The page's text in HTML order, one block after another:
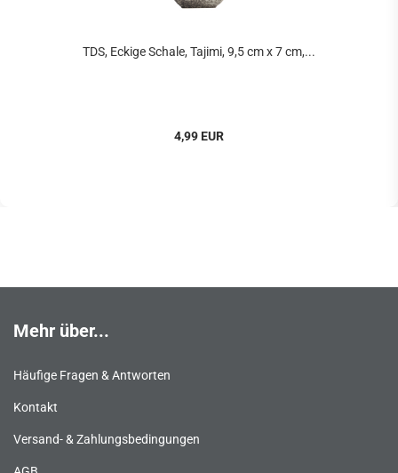
TDS, Eckige Schale, Tajimi, 9,5 cm x 7 cm,...
4,99 EUR
Mehr über...
Häufige Fragen & Antworten
Kontakt
Versand- & Zahlungsbedingungen